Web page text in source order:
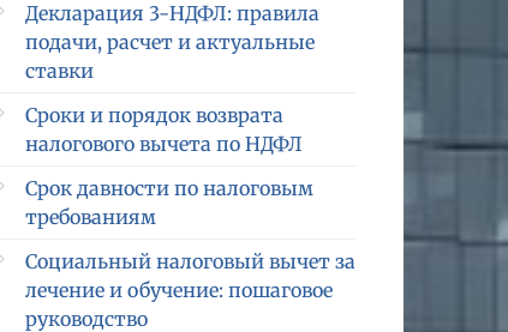
Декларация 3-НДФЛ: правила
подачи, расчет и актуальные
ставки
Сроки и порядок возврата
налогового вычета по НДФЛ
Срок давности по налоговым
требованиям
Социальный налоговый вычет за
лечение и обучение: пошаговое
руководство